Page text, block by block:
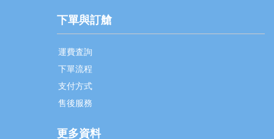
下單與訂艙
運費査詢
下單流程
支付方式
售後服務
更多資料